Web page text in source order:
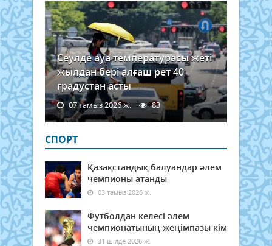
рөл
атап
мен
Сеулде ауа температурасы жеті
жылдан бері алғаш рет 40
градустан асты
07 тамыз 2026 ж. 83
СПОРТ
Қазақстандық балуандар әлем
чемпионы атанды
03 тамыз 2026 ж.
Футболдан келесі әлем
чемпионатының жеңімпазы кім
31 шілде 2026 ж.